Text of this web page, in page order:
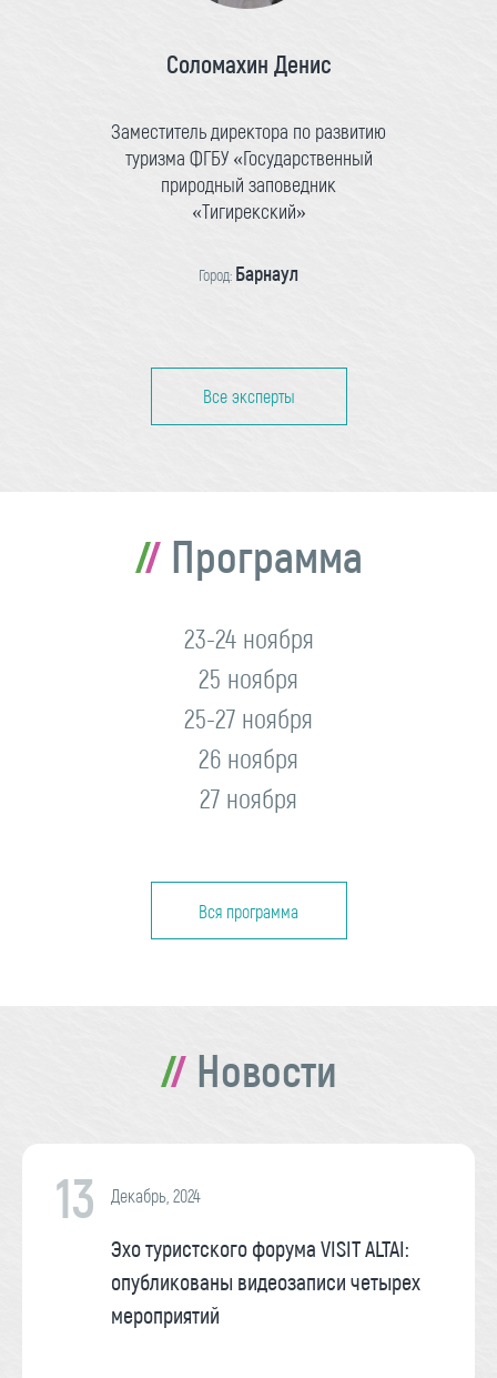
Соломахин Денис
Заместитель директора по развитию
туризма ФГБУ «Государственный
природный заповедник
«Тигирекский»
Город: Барнаул
Все эксперты
Программа
23-24 ноября
25 ноября
25-27 ноября
26 ноября
27 ноября
Вся программа
Новости
13 Декабрь, 2024
Эхо туристского форума VISIT ALTAI:
опубликованы видеозаписи четырех
мероприятий